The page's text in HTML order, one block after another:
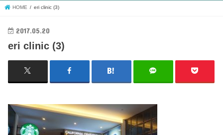
HOME eri clinic (3)
2017.05.20
eri clinic (3)